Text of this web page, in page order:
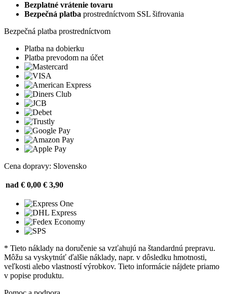
Bezplatné vrátenie tovaru
Bezpečná platba prostredníctvom SSL šifrovania
Bezpečná platba prostredníctvom
Platba na dobierku
Platba prevodom na účet
Cena dopravy: Slovensko
nad € 0,00 € 3,90
* Tieto náklady na doručenie sa vzťahujú na štandardnú prepravu.
Môžu sa vyskytnúť ďalšie náklady, napr. v dôsledku hmotnosti,
veľkosti alebo vlastností výrobkov. Tieto informácie nájdete priamo
v popise produktu.